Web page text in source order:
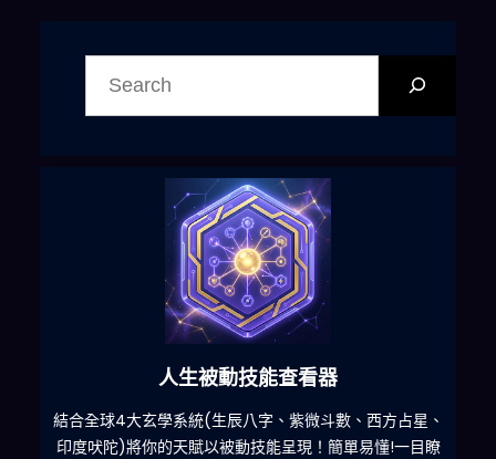
人生被動技能查看器
結合全球4大玄學系統(生辰八字、紫微斗數、西方占星、
印度吠陀)將你的天賦以被動技能呈現！簡單易懂!一目瞭